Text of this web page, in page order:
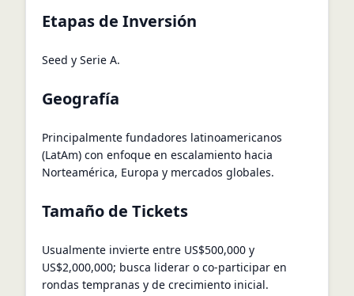
Etapas de Inversión
Seed y Serie A.
Geografía
Principalmente fundadores latinoamericanos
(LatAm) con enfoque en escalamiento hacia
Norteamérica, Europa y mercados globales.
Tamaño de Tickets
Usualmente invierte entre US$500,000 y
US$2,000,000; busca liderar o co‑participar en
rondas tempranas y de crecimiento inicial.